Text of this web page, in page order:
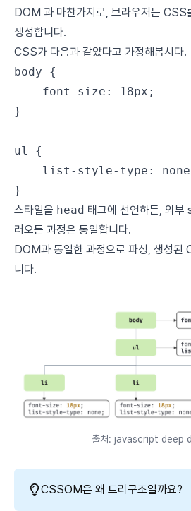
DOM 과 마찬가지로, 브라우저는
생성합니다.
CSS가 다음과 같았다고 가정해봅시다.
body {
	font-size
: 18px ;
}
ul
{
	list-style-type
: none
}
스타일을 head 태그에 선언하든, 외
러오든 과정은 동일합니다.
DOM과 동일한 과정으로 파싱, 생성된
니다.
출처: javascript deep
CSSOM은 왜 트리구조일까요?